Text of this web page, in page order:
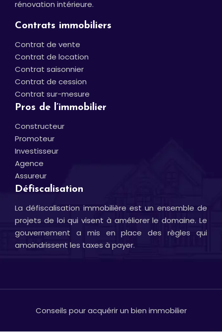
rénovation intérieure.
Contrats immobiliers
Contrat de vente
Contrat de location
Contrat saisonnier
Contrat de cession
Contrat sur-mesure
Pros de l’immobilier
Constructeur
Promoteur
Investisseur
Agence
Assureur
Défiscalisation
La défiscalisation immobilière est un ensemble de
projets de loi qui visent à améliorer le domaine. Le
gouvernement a mis en place des règles qui
amoindrissent les taxes à payer.
Conseils pour acquérir un bien immobilier